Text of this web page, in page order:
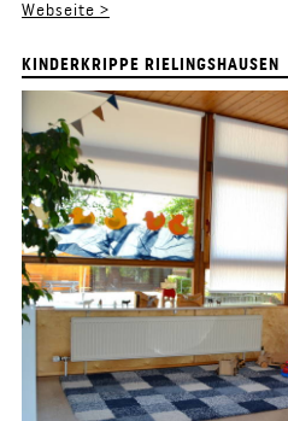
Webseite >
KINDERKRIPPE RIELINGSHAUSEN